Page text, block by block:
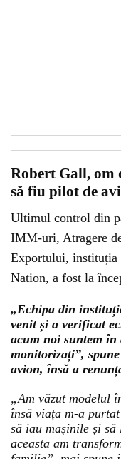
Robert Gall, om
să fiu pilot de
Ultimul control din
IMM-uri, Atragere
Exportului, instituția
Nation, a fost la
„Echipa din
venit și a verificat
acum noi suntem
monitorizați”,
avion, însă a
„Am văzut modelul
însă viața m-a
să iau mașinile și
aceasta am